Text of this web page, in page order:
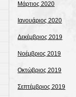
Μάρτιος 2020
Ιανουάριος 2020
Δεκέμβριος 2019
Νοέμβριος 2019
Οκτώβριος 2019
Σεπτέμβριος 2019